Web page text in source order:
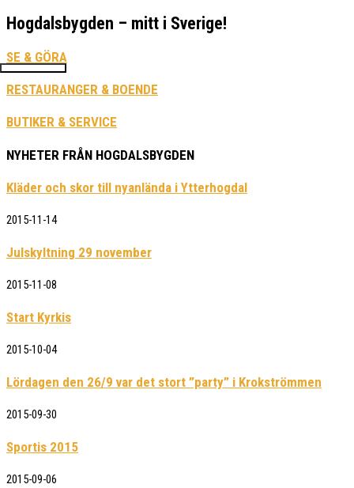
Hoppa
innehåll
Hogdalsbygden.se
Huvudmeny
Hogdalsbygden – mitt i Sverige!
SE & GÖRA
RESTAURANGER & BOENDE
BUTIKER & SERVICE
NYHETER FRÅN HOGDALSBYGDEN
Kläder och skor till nyanlända i Ytterhogdal
2015-11-14
Julskyltning 29 november
2015-11-08
Start Kyrkis
2015-10-04
Lördagen den 26/9 var det stort ”party” i Krokströmmen
2015-09-30
Sportis 2015
2015-09-06